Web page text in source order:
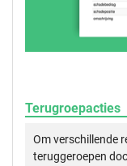
Terugroepacties
Om verschillende
teruggeroepen